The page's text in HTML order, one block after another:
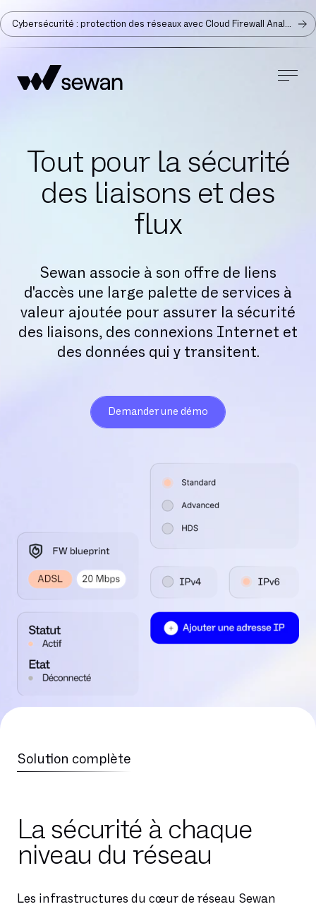
Cybersécurité : protection des réseaux avec Cloud Firewall Analyzer
Tout pour la sécurité
des liaisons et des
flux
Sewan associe à son offre de liens
d'accès une large palette de services à
valeur ajoutée pour assurer la sécurité
des liaisons, des connexions Internet et
des données qui y transitent.
Demander une démo
Solution complète
La sécurité à chaque
niveau du réseau
Les infrastructures du cœur de réseau Sewan